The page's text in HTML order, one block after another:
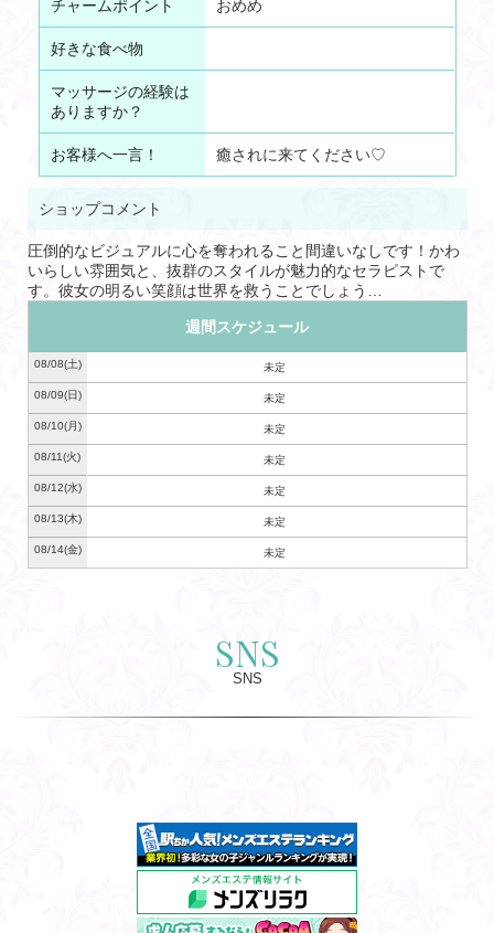
チャームポイント おめめ
好きな食べ物
マッサージの経験は
ありますか？
お客様へ一言！ 癒されに来てください♡
ショップコメント
圧倒的なビジュアルに心を奪われること間違いなしです！かわ
いらしい雰囲気と、抜群のスタイルが魅力的なセラピストで
す。彼女の明るい笑顔は世界を救うことでしょう…
週間スケジュール
08/08(土)
08/09(日)
08/10(月)
08/11(火)
08/12(水)
08/13(木)
08/14(金)
未定
未定
未定
未定
未定
未定
未定
SNS
SNS